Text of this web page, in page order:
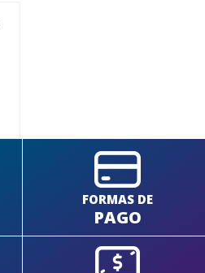
FORMAS DE
PAGO